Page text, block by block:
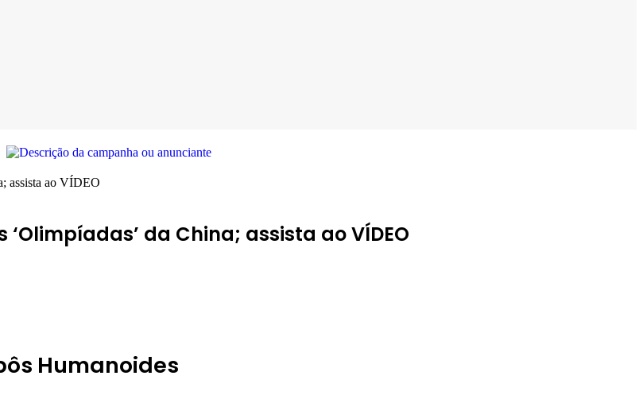
assista ao VÍDEO
da China; assista ao VÍDEO
Humanoides